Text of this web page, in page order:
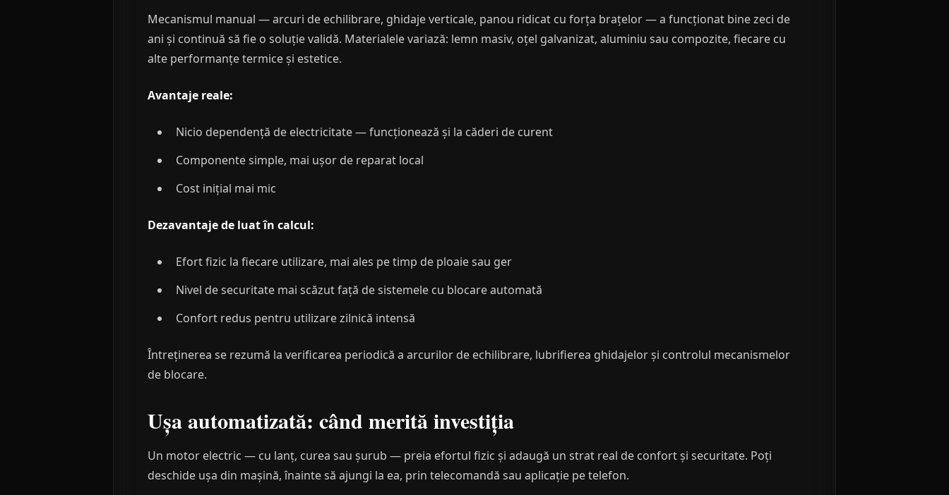
Mecanismul manual — arcuri de echilibrare, ghidaje verticale, panou ridicat cu forța brațelor — a funcționat bine zeci de
ani și continuă să fie o soluție validă. Materialele variază: lemn masiv, oțel galvanizat, aluminiu sau compozite, fiecare cu
alte performanțe termice și estetice.
Avantaje reale:
Nicio dependență de electricitate — funcționează și la căderi de curent
Componente simple, mai ușor de reparat local
Cost inițial mai mic
Dezavantaje de luat în calcul:
Efort fizic la fiecare utilizare, mai ales pe timp de ploaie sau ger
Nivel de securitate mai scăzut față de sistemele cu blocare automată
Confort redus pentru utilizare zilnică intensă
Întreținerea se rezumă la verificarea periodică a arcurilor de echilibrare, lubrifierea ghidajelor și controlul mecanismelor
de blocare.
Ușa automatizată: când merită investiția
Un motor electric — cu lanț, curea sau șurub — preia efortul fizic și adaugă un strat real de confort și securitate. Poți
deschide ușa din mașină, înainte să ajungi la ea, prin telecomandă sau aplicație pe telefon.